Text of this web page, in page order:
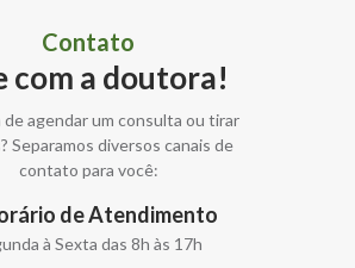
Contato
com a doutora!
agendar um consulta ou tirar
Separamos diversos canais de
contato para você:
de Atendimento
à Sexta das 8h às 17h